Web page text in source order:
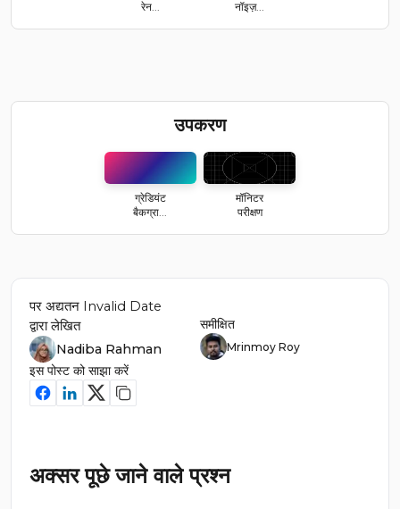
रेन...
नॉइज़...
उपकरण
ग्रेडियंट
बैकग्रा...
मॉनिटर
परीक्षण
पर अद्यतन Invalid Date
द्वारा लेखित
Nadiba Rahman
समीक्षित
Mrinmoy Roy
इस पोस्ट को साझा करें
अक्सर पूछे जाने वाले प्रश्न